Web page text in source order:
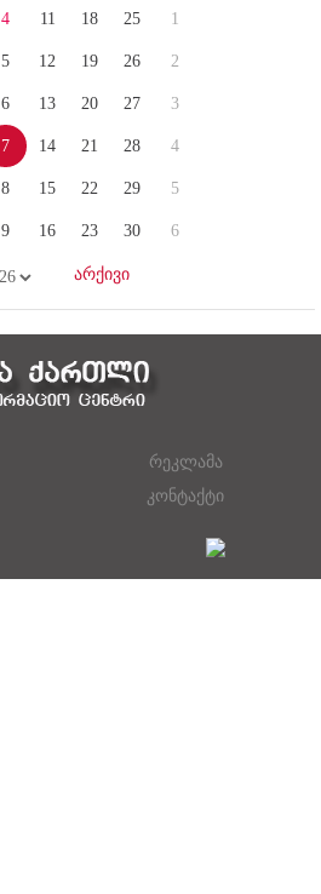
4
5
6
7
8
9
11
12
13
14
15
16
18
19
20
21
22
23
25
26
27
28
29
30
1
2
3
4
5
6
რეკლამა
კონტაქტი